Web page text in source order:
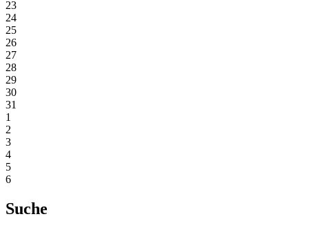
23
24
25
26
27
28
29
30
31
1
2
3
4
5
6
Suche